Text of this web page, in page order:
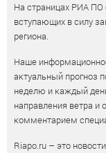
На страницах РИА
вступающих в силу
региона.
Наше
актуальный прогноз
неделю и каждый
направления ветра и
комментарием
Riapo.ru – это